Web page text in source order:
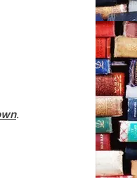
.